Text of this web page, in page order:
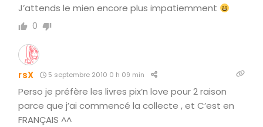
J’attends le mien encore plus impatiemment
0
rsX 5 septembre 2010 0 h 09 min
Perso je préfère les livres pix’n love pour 2 raison
parce que j’ai commencé la collecte , et C’est en
FRANÇAIS ^^